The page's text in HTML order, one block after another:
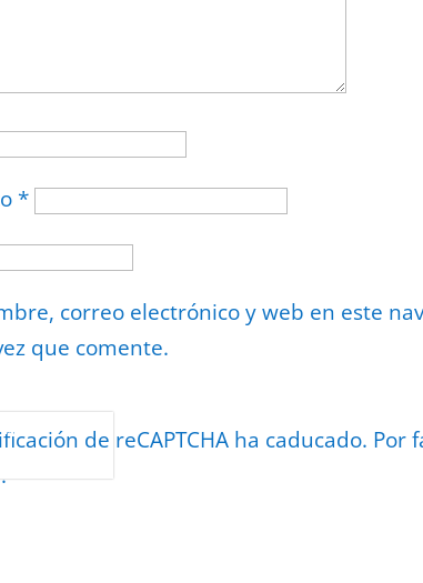
*
correo electrónico y web en este
que comente.
de reCAPTCHA ha caducado. Por